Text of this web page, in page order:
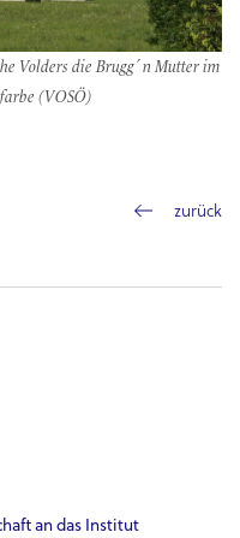
Volders die Brugg´n Mutter im
(VOSÖ)
zurück
an das Institut